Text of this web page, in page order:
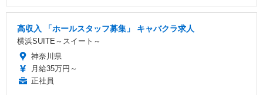
高収入 「ホールスタッフ募集」 キャバクラ求人
横浜SUITE～スイート～
神奈川県
月給35万円～
正社員